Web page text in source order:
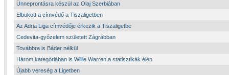
Ünneprontásra készül az Olaj Szerbiában
Elbukott a címvédő a Tiszaligetben
Az Adria Liga címvédője érkezik a Tiszaligetbe
Cedevita-győzelem született Zágrábban
Továbbra is Báder nélkül
Három kategóriában is Willie Warren a statisztikák élén
Újabb vereség a Ligetben